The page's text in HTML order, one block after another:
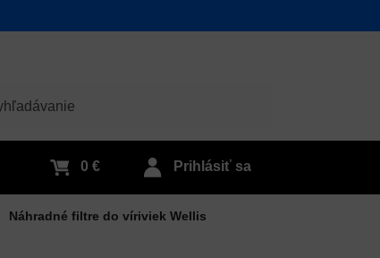
Prihlásiť sa
0 €
Náhradné filtre do víriviek Wellis